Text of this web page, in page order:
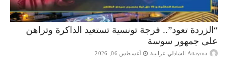
“الزردة تعود”.. فرجة تونسية تستعيد الذاكرة وتراهن
على جمهور سوسة
Attayma الشاذلي عرايبية أغسطس 06, 2026